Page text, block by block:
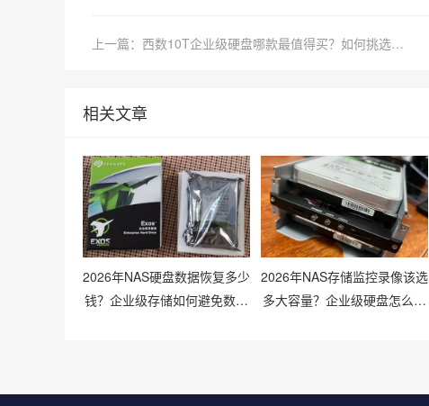
上一篇：西数10T企业级硬盘哪款最值得买？如何挑选最适合企业的型号？
相关文章
2026年NAS硬盘数据恢复多少
钱？企业级存储如何避免数据
2026年NAS存储监控录像该选
多大容量？企业级硬盘怎么搭